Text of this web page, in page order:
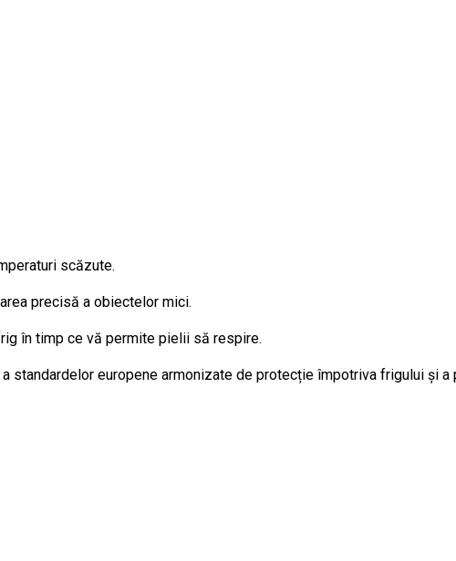
scăzute.
precisă a obiectelor mici.
în timp ce vă permite pielii să respire.
standardelor europene armonizate de protecție împotriva frigului și